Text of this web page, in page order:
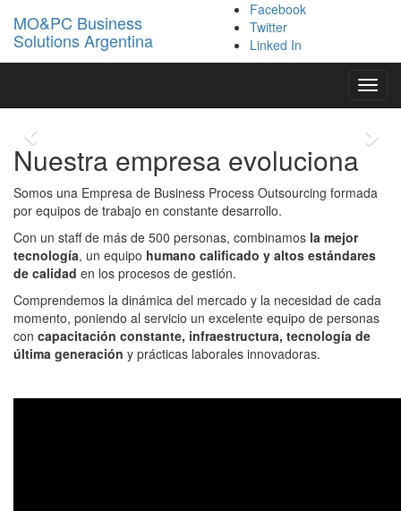
MO&PC Business
Solutions Argentina
Facebook
Twitter
Linked In
Confianza
Somos aliados estratégicos de nuestros clientes
Previous
Nuestra empresa evoluciona
Somos una Empresa de Business Process Outsourcing formada
por equipos de trabajo en constante desarrollo.
Con un staff de más de 500 personas, combinamos la mejor
tecnología, un equipo humano calificado y altos estándares
de calidad en los procesos de gestión.
Comprendemos la dinámica del mercado y la necesidad de cada
momento, poniendo al servicio un excelente equipo de personas
con capacitación constante, infraestructura, tecnología de
última generación y prácticas laborales innovadoras.